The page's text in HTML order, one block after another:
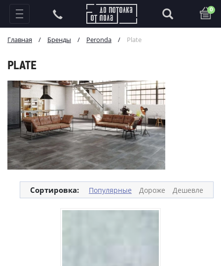
0
Главная / Бренды / Peronda / Plate
PLATE
Сортировка: Популярные Дороже Дешевле